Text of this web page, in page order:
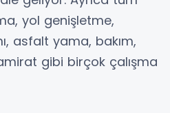
yol genişletme,
asfalt yama, bakım,
gibi birçok çalışma